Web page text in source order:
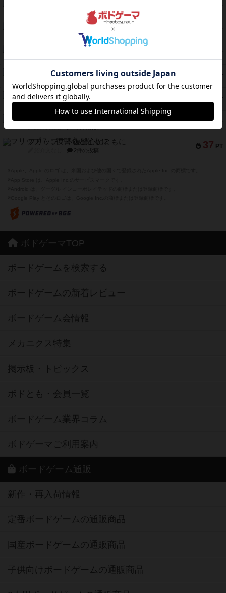
PT
18件の投稿
PT
クランク! ：冒険者たち（拡張）
4件の投稿
PT
PT
スターマイン・ラミー ポケット
PT
海兵隊
紹介文あり 1件の投稿
39 PT
37 PT
フリップ７：復讐心とともに
2件の投稿
ボドゲーマTOP
ボードゲームを検索する
ボードゲームの新着レビュー
ボードゲーム会情報
メカニクス特集
掲示板・トピックス
ボドとも・会員一覧
ボードゲーム業界コラム
ボドゲーマご利用案内
ボードゲーム通販
新作・再入荷情報
定番ボードゲームの通販商品
国産ボードゲームの通販商品
子供向けボードゲームの通販商品